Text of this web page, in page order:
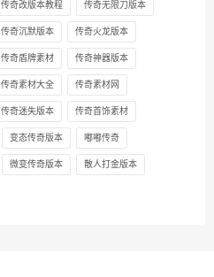
传奇改版本教程 传奇无限刀版本
传奇沉默版本 传奇火龙版本
传奇盾牌素材 传奇神器版本
传奇素材大全 传奇素材网
传奇迷失版本 传奇首饰素材
变态传奇版本 嘟嘟传奇
微变传奇版本 散人打金版本